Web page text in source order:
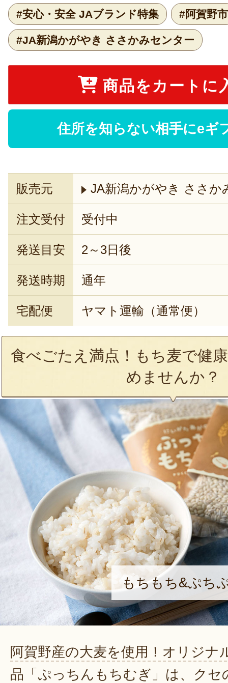
#安心・安全 JAブランド特集 #阿賀野市
#JA新潟かがやき ささかみセンター
商品をカートに
住所を知らない相手にeギ
販売元 JA新潟かがやき ささか
注文受付 受付中
発送目安 2～3日後
発送時期 通年
宅配便 ヤマト運輸（通常便）
食べごたえ満点！もち麦で健
めませんか？
もちもち&ぷち
阿賀野産の大麦を使用！オリジナ
品「ぷっちんもちむぎ」は、クセ